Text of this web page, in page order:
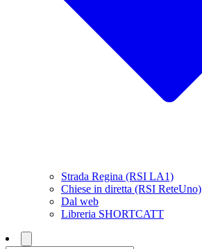
Strada Regina (RSI LA1)
Chiese in diretta (RSI ReteUno)
Dal web
Libreria SHORTCATT